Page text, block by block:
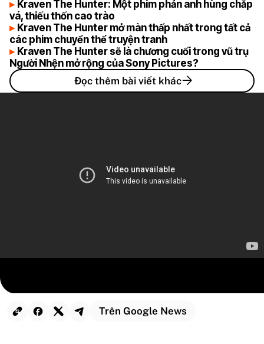
Trên Google News
Kraven The Hunter: Một phim phản anh hùng chắp
vá, thiếu thốn cao trào
Kraven The Hunter mở màn thấp nhất trong tất cả
các phim chuyển thể truyện tranh
Kraven The Hunter sẽ là chương cuối trong vũ trụ
Người Nhện mở rộng của Sony Pictures?
Đọc thêm bài viết khác